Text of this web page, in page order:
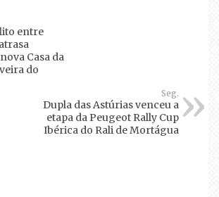
entre
Casa da
do
Seg.
Dupla das Astúrias venceu a
etapa da Peugeot Rally Cup
Ibérica do Rali de Mortágua